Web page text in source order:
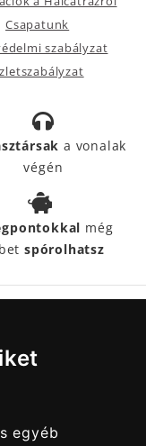
egyéb
Csapatunk
szabályzat
a vonalak
végén
még
spórolhatsz
SEGÍTIK